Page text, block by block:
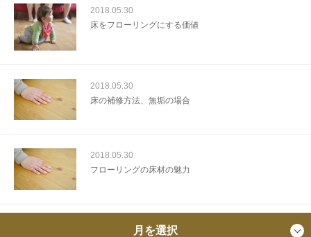
2018.05.30
床をフローリングにする価値
2018.05.30
床の補修方法、無垢の場合
2018.05.30
フローリングの床材の魅力
月を選択